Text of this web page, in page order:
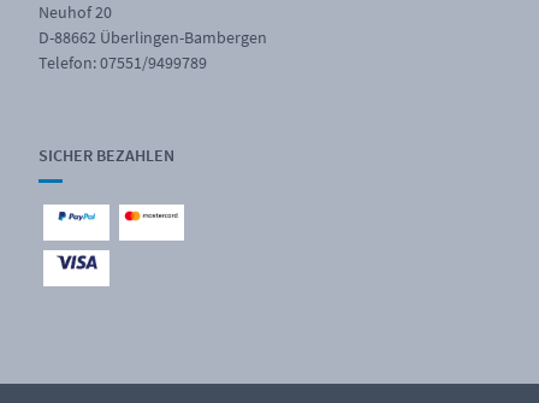
Neuhof 20
D-88662 Überlingen-Bambergen
Telefon: 07551/9499789
SICHER BEZAHLEN